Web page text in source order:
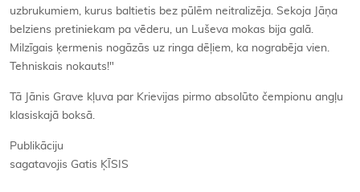
uzbrukumiem, kurus baltietis bez pūlēm neitralizēja. Sekoja Jāņa
belziens pretiniekam pa vēderu, un Luševa mokas bija galā.
Milzīgais ķermenis nogāzās uz ringa dēļiem, ka nograbēja vien.
Tehniskais nokauts!"
Tā Jānis Grave kļuva par Krievijas pirmo absolūto čempionu angļu
klasiskajā boksā.
Publikāciju
sagatavojis Gatis ĶĪSIS